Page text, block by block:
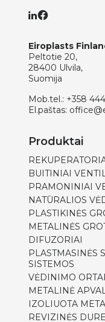
Eiroplasts
Peltotie 20,
28400 Ulvila,
Suomija
Mob.tel.: +358
El.paštas:
Produktai
BUITINIAI
PRAMONINIAI
NATŪRALIOS
PLASTIKINĖS
METALINĖS
DIFUZORIAI
PLASTMASINĖS
SISTEMOS
VĖDINIMO
METALINĖ
IZOLIUOTA
REVIZINĖS